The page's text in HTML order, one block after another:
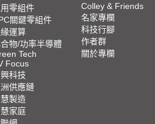
零組件
關鍵零組件
運算
物/功率半導體
Tech
Focus
科技
供應鏈
製造
家庭
Colley & Friends
名家專欄
科技行腳
作者群
關於專欄